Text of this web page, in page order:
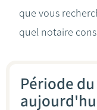
Le notaire
que vous
quel notaire
Période